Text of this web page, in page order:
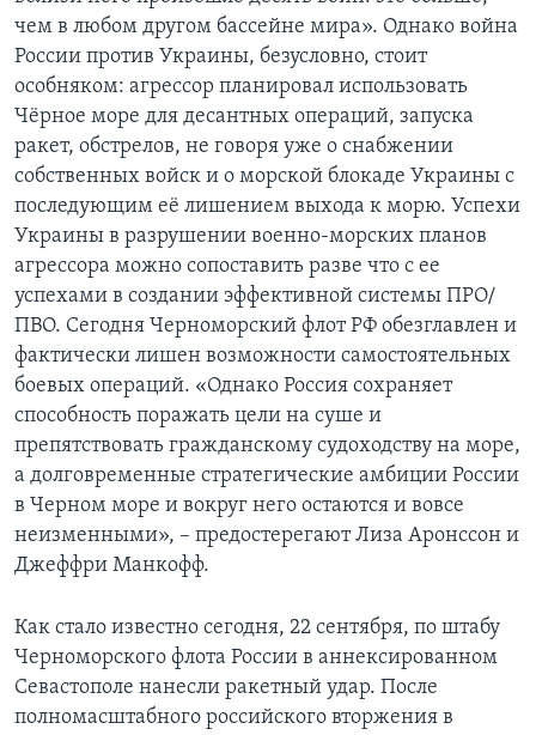
чем в любом другом бассейне мира». Однако война
России против Украины, безусловно, стоит
особняком: агрессор планировал использовать
Чёрное море для десантных операций, запуска
ракет, обстрелов, не говоря уже о снабжении
собственных войск и о морской блокаде Украины с
последующим её лишением выхода к морю. Успехи
Украины в разрушении военно-морских планов
агрессора можно сопоставить разве что с ее
успехами в создании эффективной системы ПРО/
ПВО. Сегодня Черноморский флот РФ обезглавлен и
фактически лишен возможности самостоятельных
боевых операций. «Однако Россия сохраняет
способность поражать цели на суше и
препятствовать гражданскому судоходству на море,
а долговременные стратегические амбиции России
в Черном море и вокруг него остаются и вовсе
неизменными», – предостерегают Лиза Аронссон и
Джеффри Манкофф.
Как стало известно сегодня, 22 сентября, по штабу
Черноморского флота России в аннексированном
Севастополе нанесли ракетный удар. После
полномасштабного российского вторжения в